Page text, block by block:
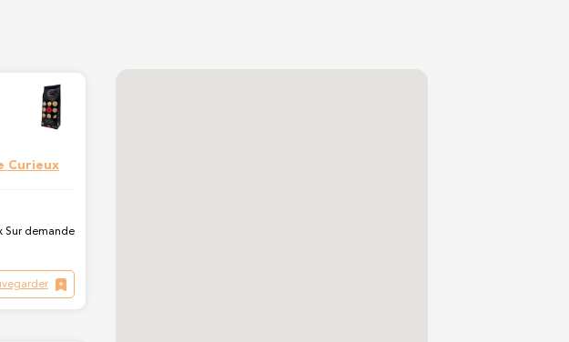
Curieux
Sur demande